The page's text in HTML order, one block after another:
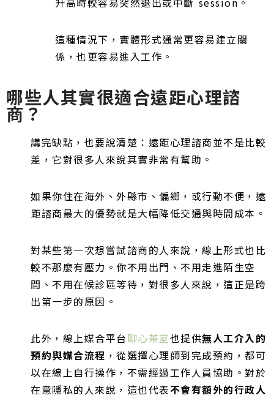
這種情況下，實體形式通常更容易建立關
係，也更容易進入工作。
哪些人其實很適合遠距心理諮
商？
講完缺點，也要說清楚：遠距心理諮商並不是比較
差，它對很多人來說其實非常有幫助。
如果你住在海外、外縣市、偏鄉，或行動不便，遠
距諮商最大的優勢就是大幅降低交通與時間成本。
對某些第一次想嘗試諮商的人來說，線上形式也比
較不那麼有壓力。你不用出門、不用走進陌生空
間、不用在候診區等待，對很多人來說，這正是跨
出第一步的原因。
此外，線上媒合平台聊心茶室也提供無人工介入的
預約與媒合流程 ，從選擇心理師到完成預約，都可
以在線上自行操作，不需經過工作人員協助。對於
在意隱私的人來說，這也代表不會有額外的行政人